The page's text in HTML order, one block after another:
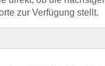
zur Verfügung stellt.